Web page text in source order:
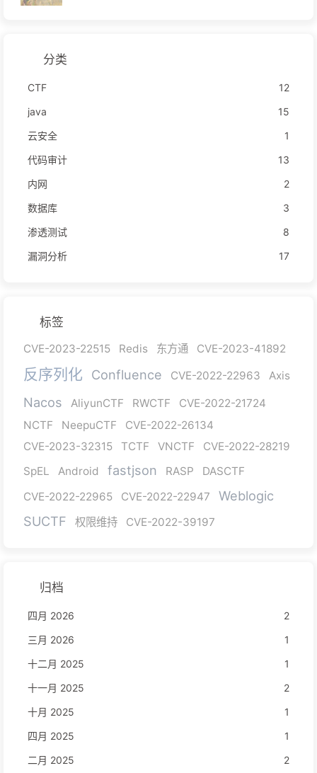
分类
CTF
12
java
15
云安全
1
代码审计
13
内网
2
数据库
3
渗透测试
8
漏洞分析
17
标签
CVE-2023-22515 Redis 东方通 CVE-2023-41892
反序列化 Confluence CVE-2022-22963 Axis
Nacos AliyunCTF RWCTF
CVE-2022-21724
NCTF
NeepuCTF
CVE-2022-26134
CVE-2023-32315
TCTF VNCTF
CVE-2022-28219
SpEL
Android fastjson RASP
DASCTF
CVE-2022-22965
CVE-2022-22947
Weblogic
SUCTF
权限维持 CVE-2022-39197
归档
四月 2026
2
三月 2026
1
十二月 2025
1
十一月 2025
2
十月 2025
1
四月 2025
1
二月 2025
2